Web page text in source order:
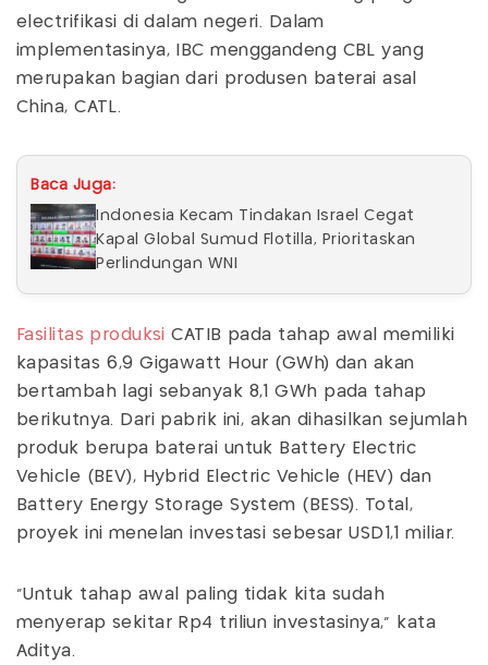
electrifikasi di dalam negeri. Dalam
implementasinya, IBC menggandeng CBL yang
merupakan bagian dari produsen baterai asal
China, CATL.
Baca Juga:
Indonesia Kecam Tindakan Israel Cegat
Kapal Global Sumud Flotilla, Prioritaskan
Perlindungan WNI
Fasilitas produksi CATIB pada tahap awal memiliki
kapasitas 6,9 Gigawatt Hour (GWh) dan akan
bertambah lagi sebanyak 8,1 GWh pada tahap
berikutnya. Dari pabrik ini, akan dihasilkan sejumlah
produk berupa baterai untuk Battery Electric
Vehicle (BEV), Hybrid Electric Vehicle (HEV) dan
Battery Energy Storage System (BESS). Total,
proyek ini menelan investasi sebesar USD1,1 miliar.
“Untuk tahap awal paling tidak kita sudah
menyerap sekitar Rp4 triliun investasinya,” kata
Aditya.